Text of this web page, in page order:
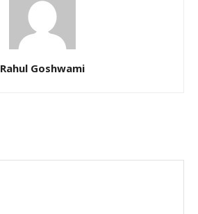
Rahul Goshwami